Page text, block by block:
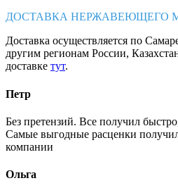
ДОСТАВКА НЕРЖАВЕЮЩЕГО
Доставка осуществляется по
другим регионам России,
доставке тут.
Петр
Без претензий. Все получил
Самые выгодные расценки
компании
Ольга